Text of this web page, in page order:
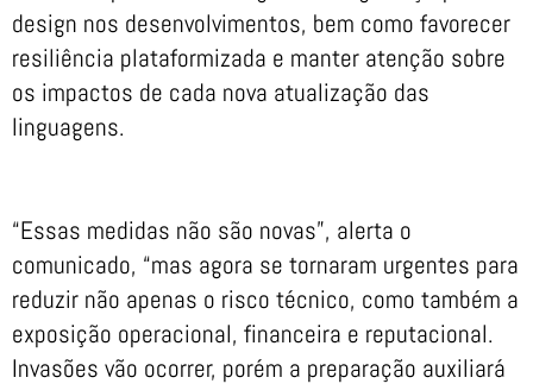
design nos desenvolvimentos, bem como favorecer
resiliência plataformizada e manter atenção sobre
os impactos de cada nova atualização das
linguagens.
“Essas medidas não são novas”, alerta o
comunicado, “mas agora se tornaram urgentes para
reduzir não apenas o risco técnico, como também a
exposição operacional, financeira e reputacional.
Invasões vão ocorrer, porém a preparação auxiliará